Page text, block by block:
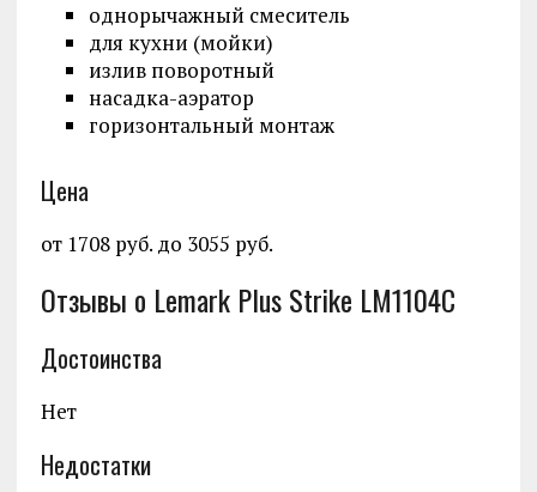
однорычажный смеситель
для кухни (мойки)
излив поворотный
насадка-аэратор
горизонтальный монтаж
Цена
от 1708 руб. до 3055 руб.
Отзывы о Lemark Plus Strike LM1104C
Достоинства
Нет
Недостатки